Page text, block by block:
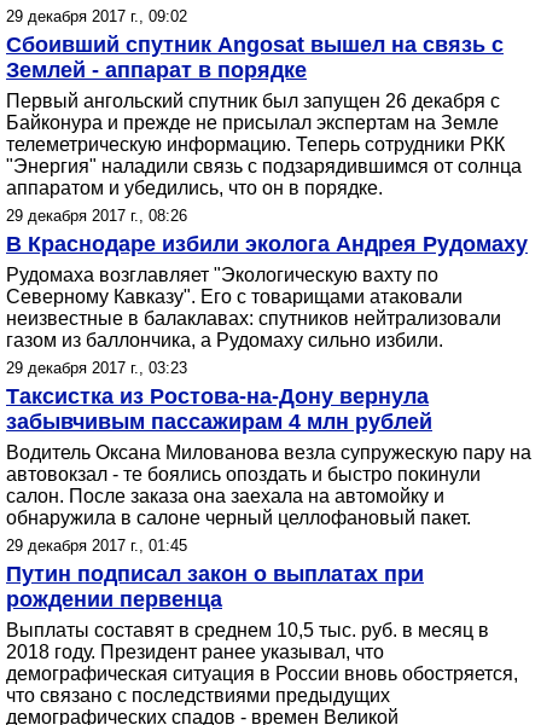
29 декабря 2017 г., 09:02
Сбоивший спутник Angosat вышел на связь с
Землей - аппарат в порядке
Первый ангольский спутник был запущен 26 декабря с
Байконура и прежде не присылал экспертам на Земле
телеметрическую информацию. Теперь сотрудники РКК
"Энергия" наладили связь с подзарядившимся от солнца
аппаратом и убедились, что он в порядке.
29 декабря 2017 г., 08:26
В Краснодаре избили эколога Андрея Рудомаху
Рудомаха возглавляет "Экологическую вахту по
Северному Кавказу". Его с товарищами атаковали
неизвестные в балаклавах: спутников нейтрализовали
газом из баллончика, а Рудомаху сильно избили.
29 декабря 2017 г., 03:23
Таксистка из Ростова-на-Дону вернула
забывчивым пассажирам 4 млн рублей
Водитель Оксана Милованова везла супружескую пару на
автовокзал - те боялись опоздать и быстро покинули
салон. После заказа она заехала на автомойку и
обнаружила в салоне черный целлофановый пакет.
29 декабря 2017 г., 01:45
Путин подписал закон о выплатах при
рождении первенца
Выплаты составят в среднем 10,5 тыс. руб. в месяц в
2018 году. Президент ранее указывал, что
демографическая ситуация в России вновь обостряется,
что связано с последствиями предыдущих
демографических спадов - времен Великой